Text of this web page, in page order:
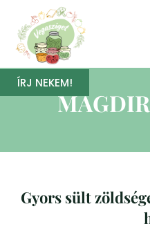
ÍRJ NEKEM!
Gyors sült